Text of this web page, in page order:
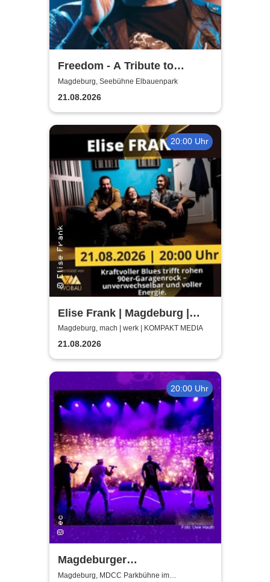
Freedom - A Tribute to
George Michael
Magdeburg, Seebühne Elbauenpark
21.08.2026
20:00 Uhr
Elise Frank | Magdeburg |
machwerk
Magdeburg, mach | werk | KOMPAKT MEDIA
21.08.2026
20:00 Uhr
Magdeburger
Taschenlampenkonzert
Magdeburg, MDCC Parkbühne im